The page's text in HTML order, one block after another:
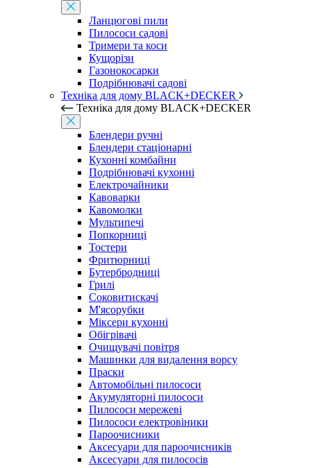
Ланцюгові пили
Пилососи садові
Тримери та коси
Кущорізи
Газонокосарки
Подрібнювачі садові
Техніка для дому BLACK+DECKER
Техніка для дому BLACK+DECKER
Блендери ручні
Блендери стаціонарні
Кухонні комбайни
Подрібнювачі кухонні
Електрочайники
Кавоварки
Кавомолки
Мультипечі
Попкорниці
Тостери
Фритюрниці
Бутербродниці
Грилі
Соковитискачі
М'ясорубки
Міксери кухонні
Обігрівачі
Очищувачі повітря
Машинки для видалення ворсу
Праски
Автомобільні пилососи
Акумуляторні пилососи
Пилососи мережеві
Пилососи електровіники
Пароочисники
Аксесуари для пароочисників
Аксесуари для пилососів